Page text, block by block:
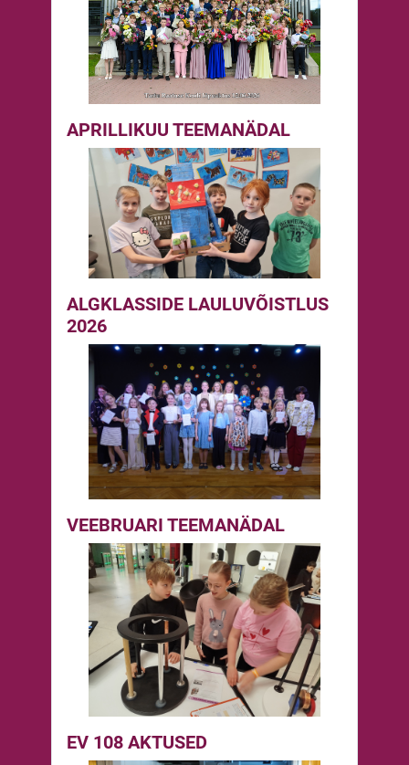
APRILLIKUU TEEMANÄDAL
ALGKLASSIDE LAULUVÕISTLUS
2026
VEEBRUARI TEEMANÄDAL
EV 108 AKTUSED